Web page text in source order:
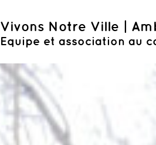
Vivons Notre Ville |
Equipe et association au